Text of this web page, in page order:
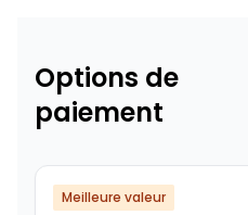
Options de
paiement
Meilleure valeur